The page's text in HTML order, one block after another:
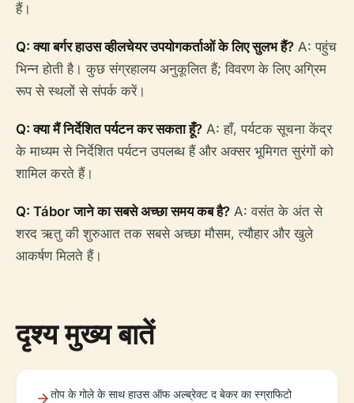
हैं।
Q: क्या बर्गर हाउस व्हीलचेयर उपयोगकर्ताओं के लिए सुलभ हैं? A: पहुंच
भिन्न होती है। कुछ संग्रहालय अनुकूलित हैं; विवरण के लिए अग्रिम
रूप से स्थलों से संपर्क करें।
Q: क्या मैं निर्देशित पर्यटन कर सकता हूँ? A: हाँ, पर्यटक सूचना केंद्र
के माध्यम से निर्देशित पर्यटन उपलब्ध हैं और अक्सर भूमिगत सुरंगों को
शामिल करते हैं।
Q: Tábor जाने का सबसे अच्छा समय कब है? A: वसंत के अंत से
शरद ऋतु की शुरुआत तक सबसे अच्छा मौसम, त्यौहार और खुले
आकर्षण मिलते हैं।
दृश्य मुख्य बातें
तोप के गोले के साथ हाउस ऑफ अल्ब्रेक्ट द बेकर का स्ग्राफिटो